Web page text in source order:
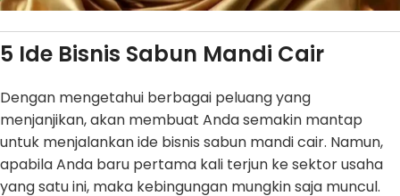
5 Ide Bisnis Sabun Mandi Cair
Dengan mengetahui berbagai peluang yang
menjanjikan, akan membuat Anda semakin mantap
untuk menjalankan ide bisnis sabun mandi cair. Namun,
apabila Anda baru pertama kali terjun ke sektor usaha
yang satu ini, maka kebingungan mungkin saja muncul.